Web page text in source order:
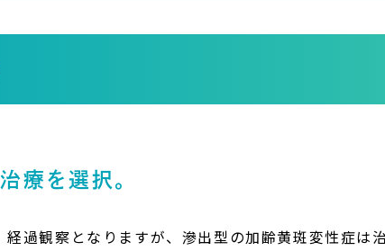
療を選択。
過観察となりますが、滲出型の加齢黄斑変性症は